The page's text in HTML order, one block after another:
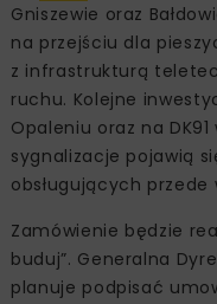
Gniszewie oraz
na przejściu dla
z infrastrukturą
ruchu. Kolejne
Opaleniu oraz na
sygnalizacje pojawią
obsługujących
Zamówienie będzie
buduj”. Generalna
planuje podpisać